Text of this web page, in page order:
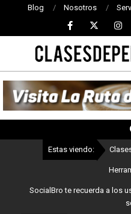
Blog Nosotros
CLASES
DE
Estas viendo:
SocialBro te recuerda a los